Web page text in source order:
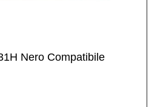
Nero Compatibile